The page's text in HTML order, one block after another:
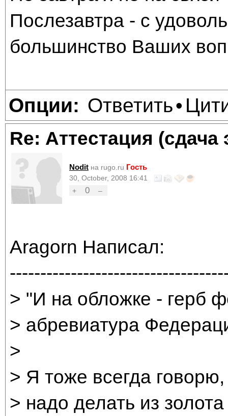
Послезавтра - с
большинство Ваших
Опции: Ответить•
Re: Аттестация (сдача
Nodit на rugo.ru Гость
30, October, 2008 16:41
+
0 –
Aragorn Написал:
> "И на обложке - герб
> абревиатура
>
> Я тоже всегда
> надо делать из